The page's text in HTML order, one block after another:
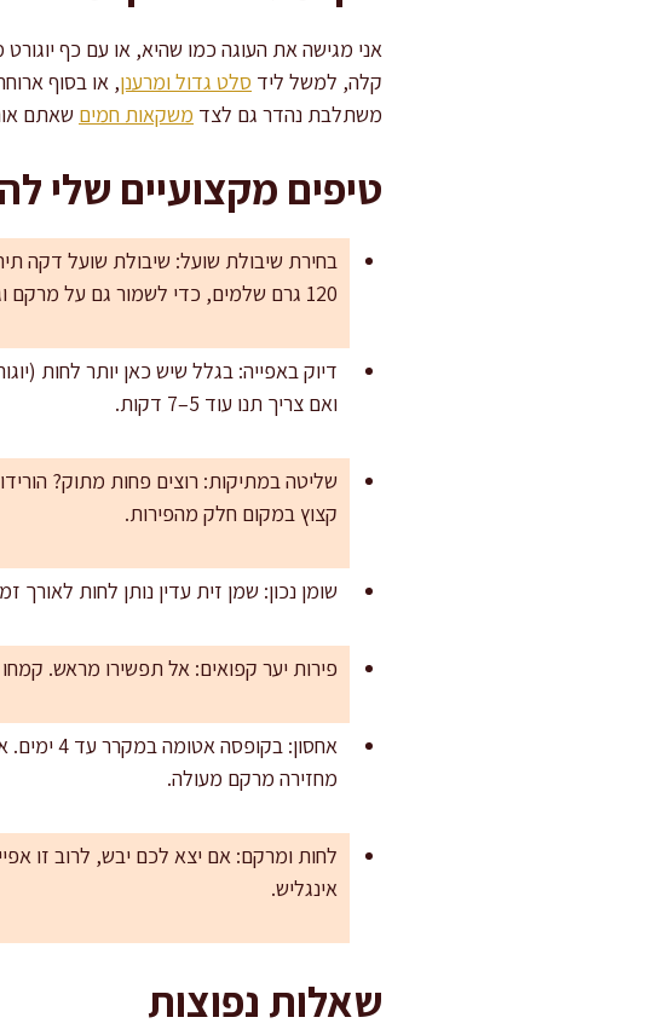
אני מגישה את העוגה כמו שהיא, או עם כף
קלה, למשל ליד סלט גדול ומרענן, או בסוף
משתלבת נהדר גם לצד משקאות חמים שאתם
טיפים מקצועיים שלי
120 גרם שלמים, כדי לשמור גם על מרקם וגם על יציבות.
דיוק באפייה: בגלל שיש כאן יותר לחות
ואם צריך תנו עוד 5–7 דקות.
קצוץ במקום חלק מהפירות.
שומן נכון: שמן זית עדין נותן לחות לאורך
פירות יער קפואים: אל תפשירו מראש. קמחו קלות ב-5 גרם שיבולת שועל לפני ההוספה, כדי לצמצם “שקיעה”
מחזירה מרקם מעולה.
אינגליש.
שאלות נפוצות